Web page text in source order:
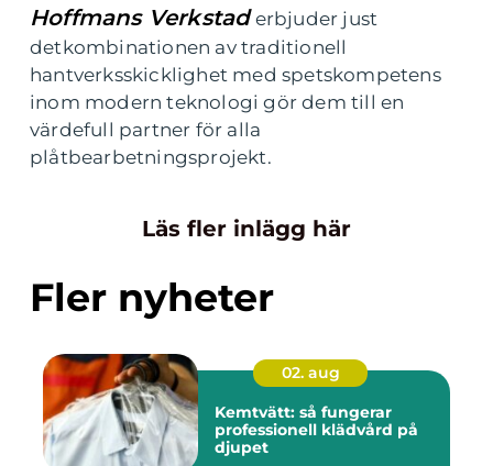
Hoffmans Verkstaderbjuder just
detkombinationen av traditionell
hantverksskicklighet med spetskompetens
inom modern teknologi gör dem till en
värdefull partner för alla
plåtbearbetningsprojekt.
Läs fler inlägg här
Fler nyheter
02. aug
Kemtvätt: så fungerar
professionell klädvård på
djupet